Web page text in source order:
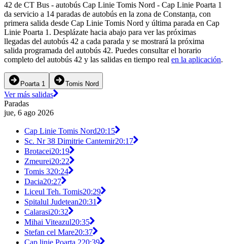
42 de CT Bus - autobús Cap Linie Tomis Nord - Cap Linie Poarta 1
da servicio a 14 paradas de autobús en la zona de Constanța, con
primera salida desde Cap Linie Tomis Nord y última parada en Cap
Linie Poarta 1. Desplázate hacia abajo para ver las próximas
llegadas del autobús 42 a cada parada y se mostrará la próxima
salida programada del autobús 42. Puedes consultar el horario
completo del autobús 42 y las salidas en tiempo real en la aplicación.
Poarta 1 Tomis Nord
Ver más salidas
Paradas
jue, 6 ago 2026
Cap Linie Tomis Nord20:15
Sc. Nr 38 Dimitrie Cantemir20:17
Brotacei20:19
Zmeurei20:22
Tomis 320:24
Dacia20:27
Liceul Teh. Tomis20:29
Spitalul Judetean20:31
Calarasi20:32
Mihai Viteazul20:35
Stefan cel Mare20:37